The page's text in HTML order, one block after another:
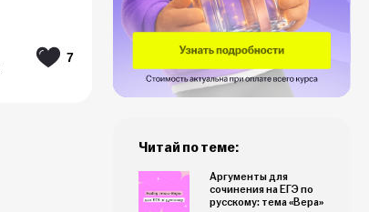
7
Читай по теме:
Аргументы для
сочинения на ЕГЭ по
русскому: тема «Вера»